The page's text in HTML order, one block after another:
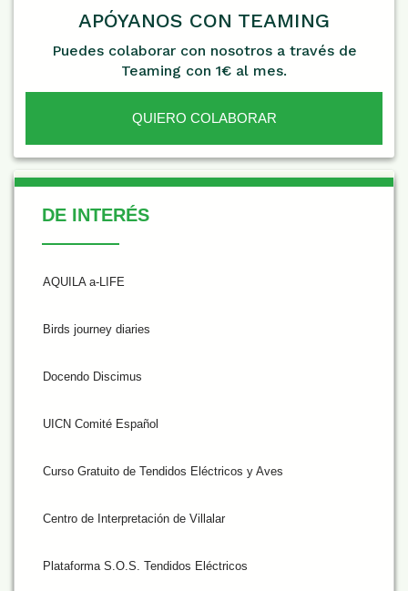
APÓYANOS CON TEAMING
Puedes colaborar con nosotros a través de
Teaming con 1€ al mes.
QUIERO COLABORAR
De Interés
DE INTERÉS
AQUILA a-LIFE
Birds journey diaries
Docendo Discimus
UICN Comité Español
Curso Gratuito de Tendidos Eléctricos y Aves
Centro de Interpretación de Villalar
Plataforma S.O.S. Tendidos Eléctricos